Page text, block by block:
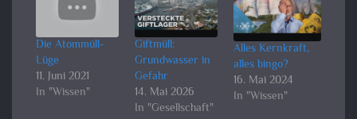
Die Atommüll-
Lüge
11. Juni 2021
In "Wissen"
Giftmüll:
Grundwasser in
Gefahr
14. Mai 2026
In "Gesellschaft"
Alles Kernkraft,
alles bingo?
16. Mai 2024
In "Wissen"